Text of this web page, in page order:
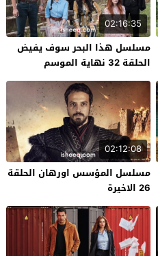
02:16:35
مسلسل هذا البحر سوف يفيض
الحلقة 32 نهاية الموسم
02:12:08
مسلسل المؤسس اورهان الحلقة
26 الاخيرة